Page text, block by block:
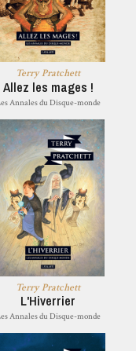
Terry Pratchett
Allez les mages !
Annales du Disque-monde
Terry Pratchett
L'Hiverrier
Annales du Disque-monde